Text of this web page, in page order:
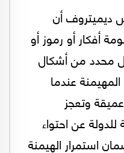
ديميتروف أن
أفكار أو رموز أو
من أشكال
عندما
وتعجز
للدولة عن احتواء
استمرار الهيمنة